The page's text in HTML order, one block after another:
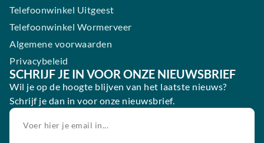
Telefoonwinkel Uitgeest
Telefoonwinkel Wormerveer
Algemene voorwaarden
Privacybeleid
SCHRIJF JE IN VOOR ONZE NIEUWSBRIEF
Wil je op de hoogte blijven van het laatste nieuws?
Schrijf je dan in voor onze nieuwsbrief.